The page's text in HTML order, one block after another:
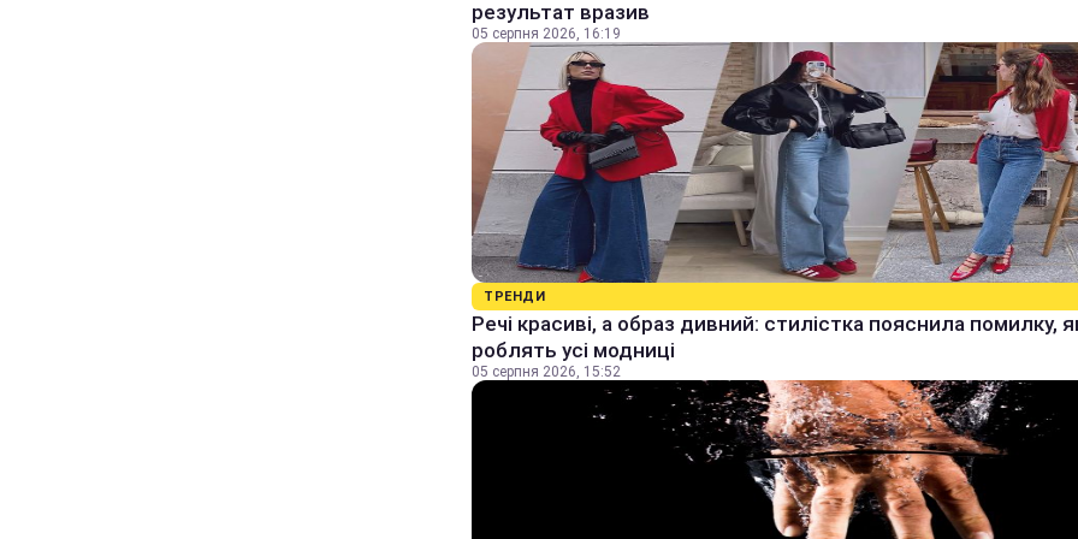
результат вразив
05 серпня 2026, 16:19
ТРЕНДИ
Речі красиві, а образ дивний: стилістка пояснила помилку,
роблять усі модниці
05 серпня 2026, 15:52